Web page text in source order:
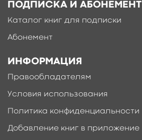
ПОДПИСКА И АБОНЕМЕНТ
Каталог книг для подписки
Абонемент
ИНФОРМАЦИЯ
Правообладателям
Условия использования
Политика конфиденциальности
Добавление книг в приложение